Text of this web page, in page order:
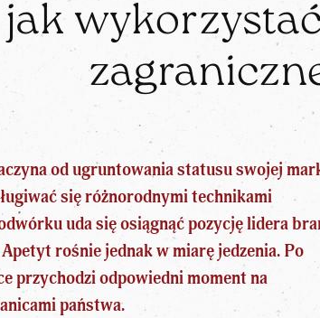
od ugruntowania statusu swojej
się różnorodnymi technikami
uda się osiągnąć pozycję lidera
rośnie jednak w miarę jedzenia. Po
przychodzi odpowiedni moment na
państwa.